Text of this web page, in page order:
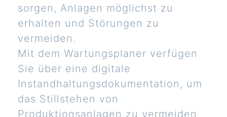
sorgen, Anlagen möglichst zu
erhalten und Störungen zu
vermeiden.
Mit dem Wartungsplaner verfügen
Sie über eine digitale
Instandhaltungsdokumentation, um
das Stillstehen von
Produktionsanlagen zu vermeiden